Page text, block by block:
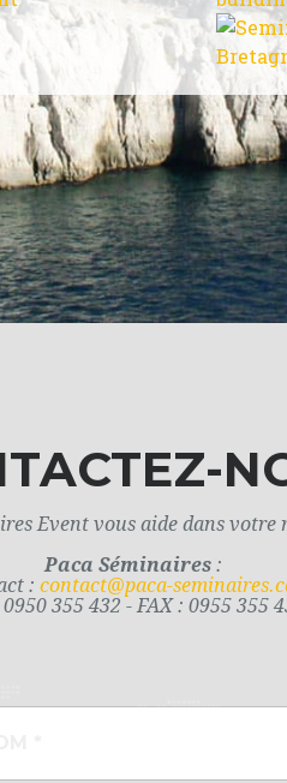
Event vous aide dans votre
Paca Séminaires :
: contact@paca-
355 432 - FAX : 0955 355